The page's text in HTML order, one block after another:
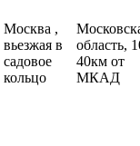
Москва ,
вьезжая в
садовое
кольцо
область,
40км от
МКАД